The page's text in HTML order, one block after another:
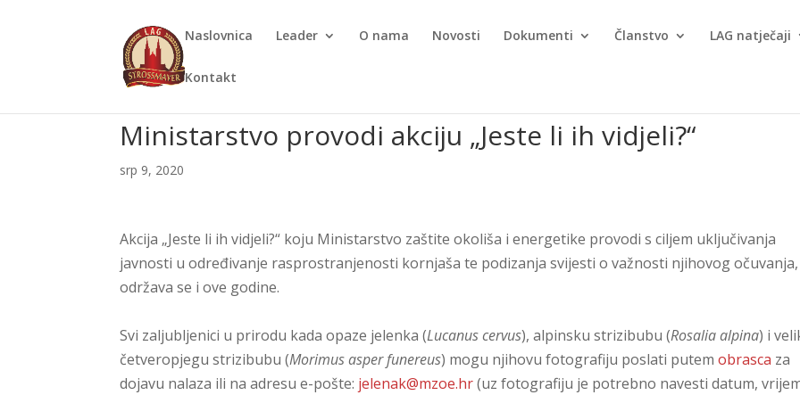
Naslovnica Leader O nama Novosti Dokumenti Članstvo LAG natječaji
Kontakt
Ministarstvo provodi akciju „Jeste li ih vidjeli?“
srp 9, 2020
Akcija „Jeste li ih vidjeli?“ koju Ministarstvo zaštite okoliša i energetike provodi s ciljem uključivanja
javnosti u određivanje rasprostranjenosti kornjaša te podizanja svijesti o važnosti njihovog očuvanja,
održava se i ove godine.
Svi zaljubljenici u prirodu kada opaze jelenka (Lucanus cervus), alpinsku strizibubu (Rosalia alpina) i
četveropjegu strizibubu (Morimus asper funereus) mogu njihovu fotografiju poslati putemobrasca za
dojavu nalaza ili na adresu e-pošte: jelenak@mzoe.hr(uz fotografiju je potrebno navesti datum,